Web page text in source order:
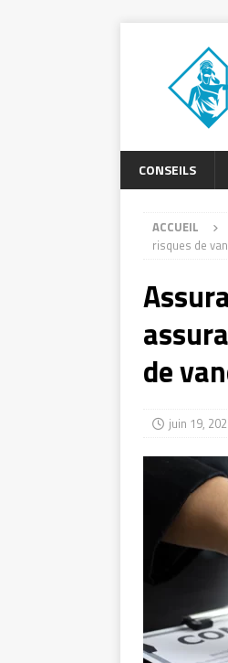
CONSEILS
ACCUEIL
risques de
de
juin 19,